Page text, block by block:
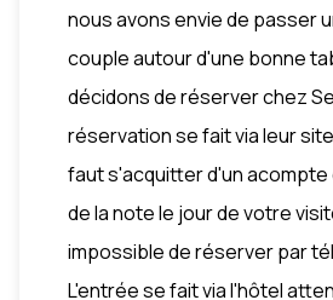
nous avons envie de passer
couple autour d'une bonne
décidons de réserver chez
réservation se fait via leur
faut s'acquitter d'un acompte
de la note le jour de votre
impossible de réserver par
L'entrée se fait via l'hôtel